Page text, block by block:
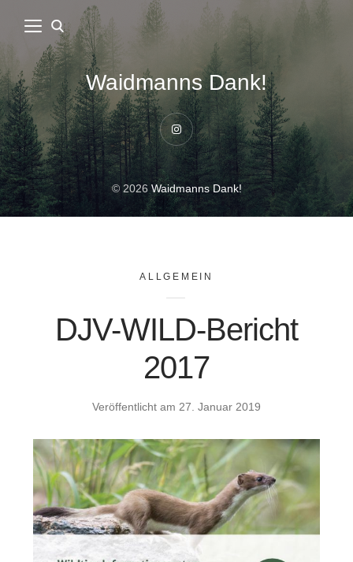
Waidmanns Dank!
Instagram
© 2026Waidmanns Dank!
ALLGEMEIN
DJV-WILD-Bericht
2017
Veröffentlicht am 27. Januar 2019